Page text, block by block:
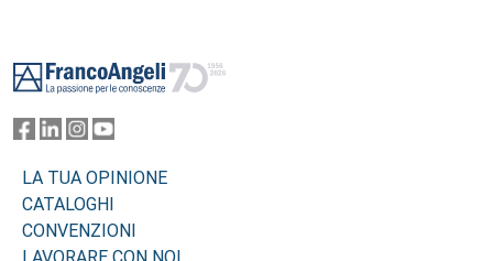
LA TUA OPINIONE
CATALOGHI
CONVENZIONI